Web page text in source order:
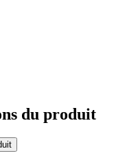
du produit